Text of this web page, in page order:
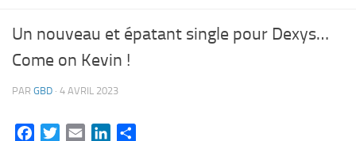
Un nouveau et épatant single pour Dexys…
Come on Kevin !
PAR GBD · 4 AVRIL 2023
FacebookTwitterEmail LinkedIn